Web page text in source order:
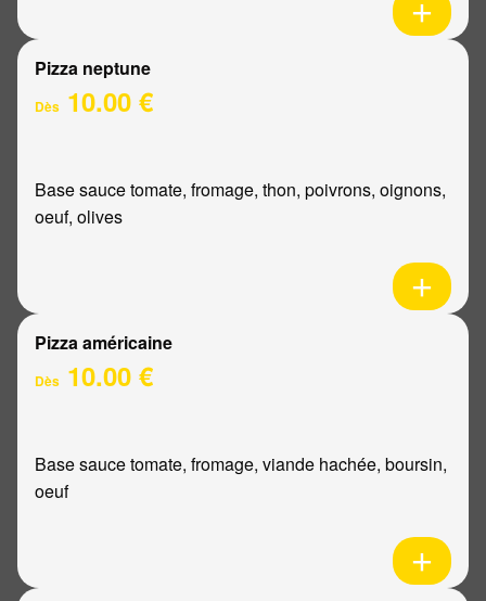
Pizza neptune
Dès 10.00 €
Base sauce tomate, fromage, thon, poivrons, oignons,
oeuf, olives
Pizza américaine
Dès 10.00 €
Base sauce tomate, fromage, viande hachée, boursin,
oeuf